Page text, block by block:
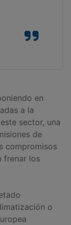
en
a la
sector, una
de
compromisos
frenar los
o